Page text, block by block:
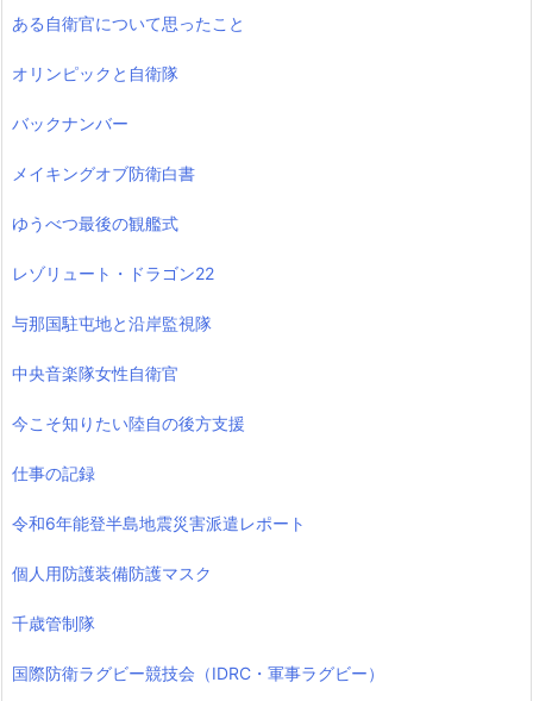
ある自衛官について思ったこと
オリンピックと自衛隊
バックナンバー
メイキングオブ防衛白書
ゆうべつ最後の観艦式
レゾリュート・ドラゴン22
与那国駐屯地と沿岸監視隊
中央音楽隊女性自衛官
今こそ知りたい陸自の後方支援
仕事の記録
令和6年能登半島地震災害派遣レポート
個人用防護装備防護マスク
千歳管制隊
国際防衛ラグビー競技会（IDRC・軍事ラグビー）